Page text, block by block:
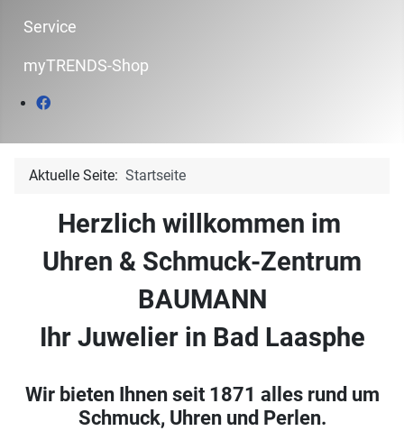
Service
myTRENDS-Shop
Aktuelle Seite: Startseite
Herzlich willkommen im
Uhren & Schmuck-Zentrum
BAUMANN
Ihr Juwelier in Bad Laasphe
Wir bieten Ihnen seit 1871 alles rund um
Schmuck, Uhren und Perlen.